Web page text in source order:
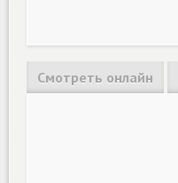
Смотреть онлайн